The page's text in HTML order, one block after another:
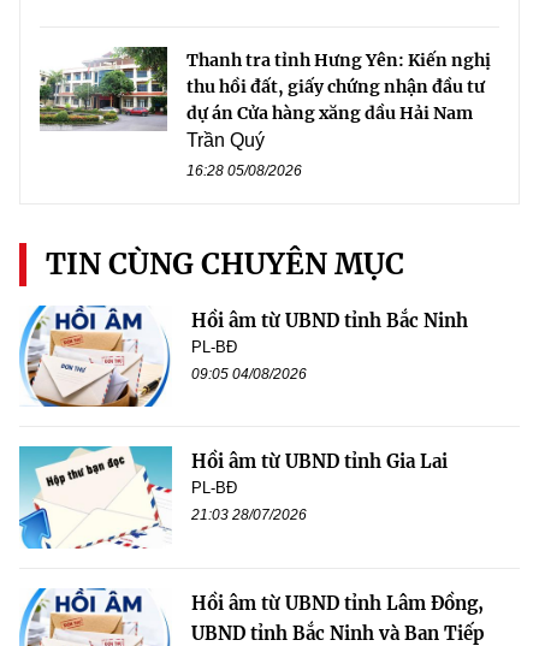
Thanh tra tỉnh Hưng Yên: Kiến nghị
thu hồi đất, giấy chứng nhận đầu tư
dự án Cửa hàng xăng dầu Hải Nam
Trần Quý
16:28 05/08/2026
TIN CÙNG CHUYÊN MỤC
Hồi âm từ UBND tỉnh Bắc Ninh
PL-BĐ
09:05 04/08/2026
Hồi âm từ UBND tỉnh Gia Lai
PL-BĐ
21:03 28/07/2026
Hồi âm từ UBND tỉnh Lâm Đồng,
UBND tỉnh Bắc Ninh và Ban Tiếp